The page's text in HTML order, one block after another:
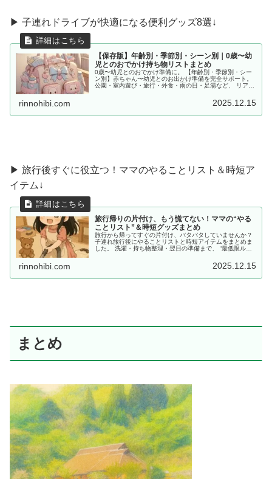
▶︎ 子連れドライブが快適になる便利グッズ8選↓
【保存版】年齢別・季節別・シーン別｜0歳〜幼
児とのおでかけ持ち物リストまとめ
0歳〜幼児とのおでかけ準備に。 【年齢別・季節別・シー
ン別】赤ちゃん〜幼児とのお出かけ準備を完全サポート。
公園・室内遊び・旅行・外食・雨の日・足湯など、 リアル
rinnohibi.com 2025.12.15
▶ 旅行後すぐに役立つ！ママのやることリスト＆時短ア
イテム↓
旅行帰りの片付け、もう慌てない！ママの“やる
ことリスト”＆時短グッズまとめ
旅行から帰ってすぐの片付け、バタバタしていませんか？
子連れ旅行後にやることリストと時短アイテムをまとめま
した。 洗濯・持ち物整理・翌日の準備まで、 “最低限ルー
rinnohibi.com 2025.12.15
まとめ